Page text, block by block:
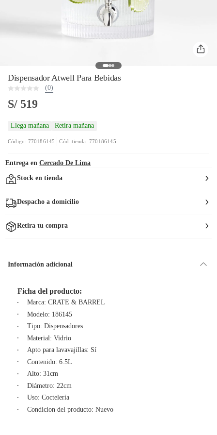
Dispensador Atwell Para Bebidas
(0)
S/ 519
Llega mañana Retira mañana
Código: 770186145 Cód. tienda: 770186145
Entrega en Cercado De Lima
Stock en tienda
Despacho a domicilio
Retira tu compra
Información adicional
Ficha del producto:
Marca: CRATE & BARREL
Modelo: 186145
Tipo: Dispensadores
Material: Vidrio
Apto para lavavajillas: Sí
Contenido: 6.5L
Alto: 31cm
Diámetro: 22cm
Uso: Coctelería
Condicion del producto: Nuevo